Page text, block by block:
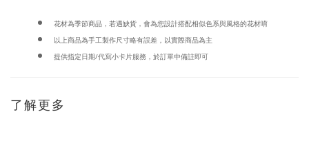
花材為季節商品，若遇缺貨，會為您設計搭配相似色系與風格的花材唷
以上商品為手工製作尺寸略有誤差，以實際商品為主
提供指定日期/代寫小卡片服務，於訂單中備註即可
了解更多